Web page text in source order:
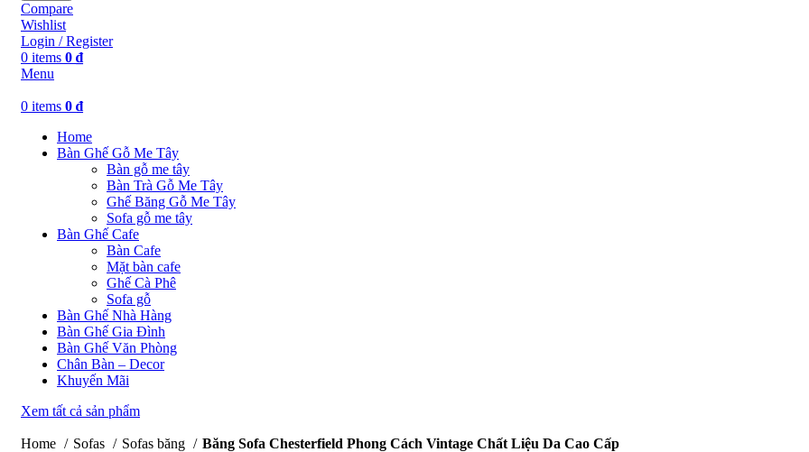
Compare
Wishlist
Login / Register
0 items 0 ₫
Menu
0 items 0 ₫
Home
Bàn Ghế Gỗ Me Tây
Bàn gỗ me tây
Bàn Trà Gỗ Me Tây
Ghế Băng Gỗ Me Tây
Sofa gỗ me tây
Bàn Ghế Cafe
Bàn Cafe
Mặt bàn cafe
Ghế Cà Phê
Sofa gỗ
Bàn Ghế Nhà Hàng
Bàn Ghế Gia Đình
Bàn Ghế Văn Phòng
Chân Bàn – Decor
Khuyến Mãi
Xem tất cả sản phẩm
Home Sofas Sofas băng Băng Sofa Chesterfield Phong Cách Vintage Chất Liệu Da Cao Cấp